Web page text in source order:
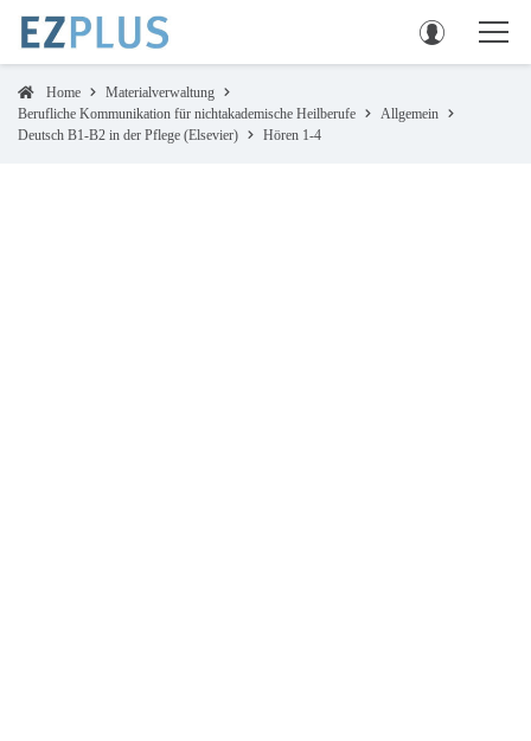
Home
Materialverwaltung
Berufliche Kommunikation für nichtakademische Heilberufe
Allgemein
Deutsch B1-B2 in der Pflege (Elsevier)
Hören 1-4